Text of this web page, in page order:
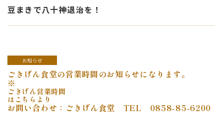
豆まきで八十神退治を！
お知らせ
ごきげん食堂の営業時間のお知らせになります。
※
ごきげん営業時間
はこちらより
お問い合わせ：ごきげん食堂 TEL 0858-85-6200